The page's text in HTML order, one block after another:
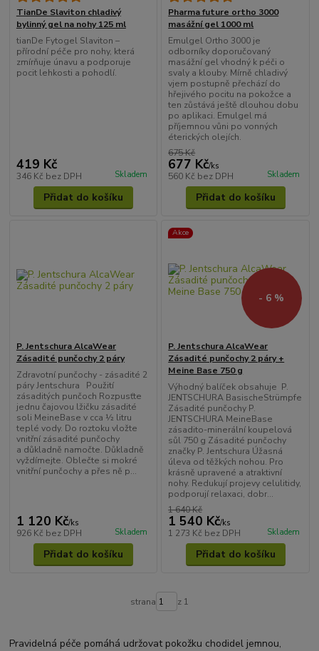
TianDe Slaviton chladivý
bylinný gel na nohy 125 ml
tianDe Fytogel Slaviton –
přírodní péče pro nohy, která
zmírňuje únavu a podporuje
pocit lehkosti a pohodlí.
419 Kč
346 Kč bez DPH Skladem
Přidat do košíku
Pharma future ortho 3000
masážní gel 1000 ml
Emulgel Ortho 3000 je
odborníky doporučovaný
masážní gel vhodný k péči o
svaly a klouby. Mírně chladivý
vjem postupně přechází do
hřejivého pocitu na pokožce a
ten zůstává ještě dlouhou dobu
po aplikaci. Emulgel má
příjemnou vůni po vonných
éterických olejích.
675 Kč
677 Kč/ks
560 Kč bez DPH Skladem
Přidat do košíku
P. Jentschura AlcaWear
Zásadité punčochy 2 páry
Zdravotní punčochy - zásadité 2
páry Jentschura Použití
zásaditých punčoch Rozpusťte
jednu čajovou lžičku zásadité
soli MeineBase v cca ½ litru
teplé vody. Do roztoku vložte
vnitřní zásadité punčochy
a důkladně namočte. Důkladně
vyždímejte. Oblečte si mokré
vnitřní punčochy a přes ně p...
1 120 Kč/ks
926 Kč bez DPH Skladem
Přidat do košíku
Akce
- 6 %
P. Jentschura AlcaWear
Zásadité punčochy 2 páry +
Meine Base 750 g
Výhodný balíček obsahuje P.
JENTSCHURA BasischeStrümpfe
Zásadité punčochy P.
JENTSCHURA MeineBase
zásadito-minerální koupelová
sůl 750 g Zásadité punčochy
značky P. Jentschura Úžasná
úleva od těžkých nohou. Pro
krásně upravené a atraktivní
nohy. Redukují projevy celulitidy,
podporují relaxaci, dobr...
1 640 Kč
1 540 Kč/ks
1 273 Kč bez DPH Skladem
Přidat do košíku
strana z 1
Pravidelná péče pomáhá udržovat pokožku chodidel jemnou,